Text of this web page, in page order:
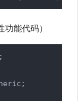
能代码）